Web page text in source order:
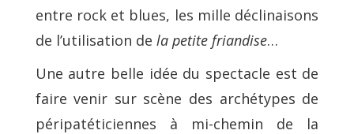
entre rock et blues, les mille déclinaisons
de l’utilisation de la petite friandise…
Une autre belle idée du spectacle est de
faire venir sur scène des archétypes de
péripatéticiennes à mi-chemin de la